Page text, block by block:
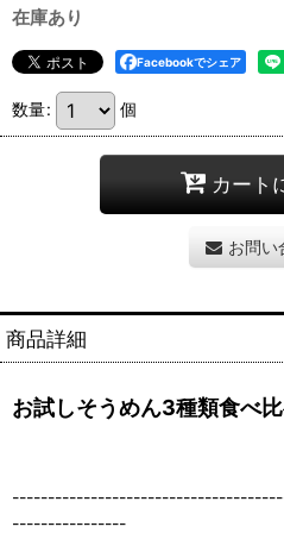
在庫あり
Facebookでシェア
数量: 個
カート
お問い
商品詳細
お試しそうめん3種類食べ
----------------